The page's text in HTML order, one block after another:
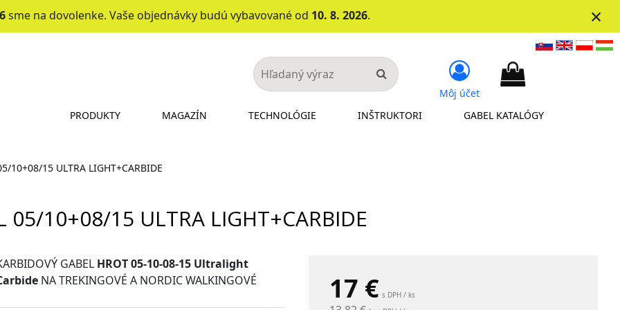
sme na dovolenke. Vaše objednávky budú vybavované od 10. 8. 2026. ×
PRODUKTY MAGAZÍN TECHNOLÓGIE INŠTRUKTORI GABEL KATALÓGY
Môj účet
10+08/15 ULTRA LIGHT+CARBIDE
05/10+08/15 ULTRA LIGHT+CARBIDE
17 € s DPH / ks
GABELHROT 05-10-08-15 Ultralight
NA TREKINGOVÉ A NORDIC WALKINGOVÉ